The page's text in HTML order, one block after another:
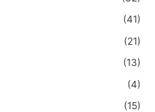
(41)
(21)
(13)
(4)
(15)